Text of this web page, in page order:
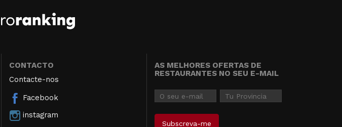
CONTACTO
Contacte-nos
Facebook
instagram
AS MELHORES OFERTAS DE
RESTAURANTES NO SEU E-MAIL